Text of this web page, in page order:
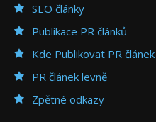
SEO články
Publikace PR článků
Kde Publikovat PR článek
PR článek levně
Zpětné odkazy